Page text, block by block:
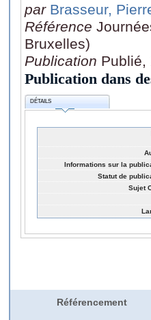
par Brasseur,
Référence
Bruxelles)
Publication Publié,
Publication dans
DÉTAILS
Informations sur la
Statut de
Sujet
Référencement